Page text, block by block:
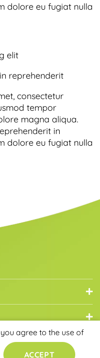
dolore eu fugiat nulla
elit
reprehenderit
consectetur
tempor
magna aliqua.
in
dolore eu fugiat nulla
agree to the use of
ACCEPT